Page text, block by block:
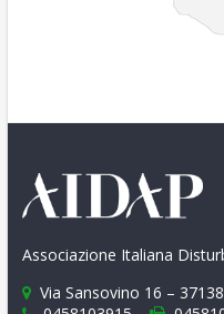
Associazione Italiana
Via Sansovino 16 –